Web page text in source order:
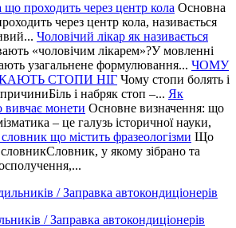
що проходить через центр кола Основна
через центр кола, називається
Чоловічий лікар як називається
«чоловічим лікарем»?У мовленні
узагальнене формулювання... ЧОМУ
СТОПИ НІГ Чому стопи болять і
і набряк стоп –... Як
вивчає монети Основне визначення: що
– це галузь історичної науки,
що містить фразеологізми Що
у якому зібрано та
/ Заправка автокондиціонерів